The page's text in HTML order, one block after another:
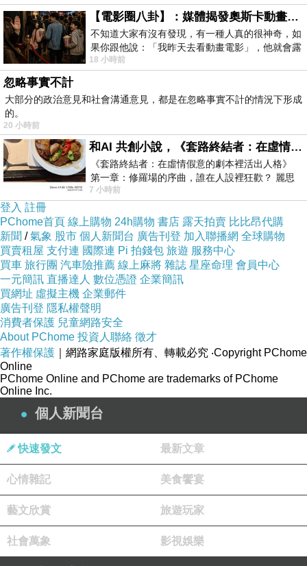
【電影圈八卦】：媒體揭發奧斯卡動畫項目投票醜聞！好萊塢為什麼看不起動畫電影？
不知道大家有沒有發現，有一種人真的很神奇，如
果你跟他說：「我昨天去看動畫電影」，他就會露
出一種慈祥的微笑，然後問你是不是陪小
18 小時前
忽略事實不計
大部分的政治意見和社會溝通意見，都是在忽略事實不計的情況下形成
的。
20 小時前
和AI 共創小說，《套路終結者：在虛情假意的劇本裡活出人格》
《套路終結者：在虛情假意的劇本裡活出人格》
第一章：修羅場的序曲，誰在人設裡狂歡？ 麗思
卡爾頓酒店的總統套房內，燈光昏
7 小時前
登入 註冊
PChome首頁 線上購物 24h購物 書店 露天拍賣 比比昂代購
新聞 /氣象 股市 個人新聞台 廣告刊登 加入聯播網 全球購物
買賣租屋 支付連 國際連 Pi 拍錢包 旅遊 服務中心
買車 旅行團 汽車險推薦 線上麻將 雜誌 星座命理 會員中心
一元簡訊 直播達人 數位憑證 企業簡訊
買網址 虛擬主機 企業郵件
廣告刊登 隱私權聲明
消費者保護 兒童網路安全
About PChome 投資人聯絡 徵才
著作權保護 ｜網路家庭版權所有、轉載必究 ‧Copyright PChome
Online
PChome Online and PChome are trademarks of PChome
Online Inc.
個人新聞台
快速發文 最新文章
心情雜記 美食饗宴
藝文欣賞 旅遊玩家
社會萬象 影視娛樂